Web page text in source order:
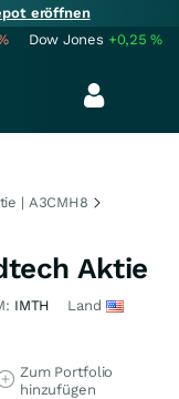
eröffnen
Dow Jones +0,25%
| A3CMH8
Aktie
IMTH Land
Zum Portfolio
hinzufügen